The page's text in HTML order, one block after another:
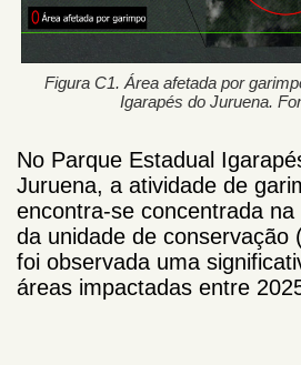
Figura C1. Área afetada por
Igarapés do Juruena.
No Parque Estadual
Juruena, a atividade de
encontra-se concentrada na
da unidade de conservação
foi observada uma
áreas impactadas entre